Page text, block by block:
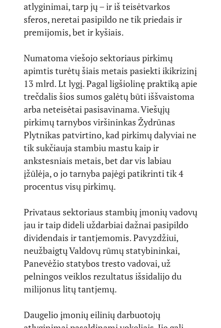
atlyginimai, tarp jų – ir iš teisėtvarkos
sferos, neretai pasipildo ne tik priedais ir
premijomis, bet ir kyšiais.
Numatoma viešojo sektoriaus pirkimų
apimtis turėtų šiais metais pasiekti ikikrizinį
13 mlrd. Lt lygį. Pagal ligšiolinę praktiką apie
trečdalis šios sumos galėtų būti iššvaistoma
arba neteisėtai pasisavinama. Viešųjų
pirkimų tarnybos viršininkas Žydrūnas
Plytnikas patvirtino, kad pirkimų dalyviai ne
tik sukčiauja stambiu mastu kaip ir
ankstesniais metais, bet dar vis labiau
įžūlėja, o jo tarnyba pajėgi patikrinti tik 4
procentus visų pirkimų.
Privataus sektoriaus stambių įmonių vadovų
jau ir taip dideli uždarbiai dažnai pasipildo
dividendais ir tantjemomis. Pavyzdžiui,
neužbaigtų Valdovų rūmų statybininkai,
Panevėžio statybos tresto vadovai, už
pelningos veiklos rezultatus išsidalijo du
milijonus litų tantjemų.
Daugelio įmonių eilinių darbuotojų